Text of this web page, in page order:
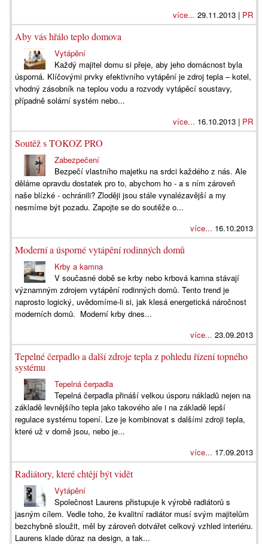
více... 29.11.2013 | PR
Aby vás hřálo teplo domova
Vytápění
Každý majitel domu si přeje, aby jeho domácnost byla
úsporná. Klíčovými prvky efektivního vytápění je zdroj tepla – kotel,
vhodný zásobník na teplou vodu a rozvody vytápěcí soustavy,
případně solární systém nebo...
více... 16.10.2013 | PR
Soutěž s TOKOZ PRO
Zabezpečení
Bezpečí vlastního majetku na srdci každého z nás. Ale
děláme opravdu dostatek pro to, abychom ho - a s ním zároveň
naše blízké - ochránili? Zloději jsou stále vynalézavější a my
nesmíme být pozadu. Zapojte se do soutěže o...
více... 16.10.2013
Moderní a úsporné vytápění rodinných domů
Krby a kamna
V současné době se krby nebo krbová kamna stávají
významným zdrojem vytápění rodinných domů. Tento trend je
naprosto logický, uvědomíme-li si, jak klesá energetická náročnost
moderních domů. Moderní krby dnes...
více... 23.09.2013
Tepelné čerpadlo a další zdroje tepla z pohledu řízení topného
systému
Tepelná čerpadla
Tepelná čerpadla přináší velkou úsporu nákladů nejen na
základě levnějšího tepla jako takového ale i na základě lepší
regulace systému topení. Lze je kombinovat s dalšími zdroji tepla,
které už v domě jsou, nebo je...
více... 17.09.2013
Radiátory, které chtějí být vidět
Vytápění
Společnost Laurens přistupuje k výrobě radiátorů s
jasným cílem. Vedle toho, že kvalitní radiátor musí svým majitelům
bezchybně sloužit, měl by zároveň dotvářet celkový vzhled interiéru.
Laurens klade důraz na design, a tak...